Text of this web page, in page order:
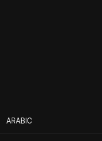
ARABIC